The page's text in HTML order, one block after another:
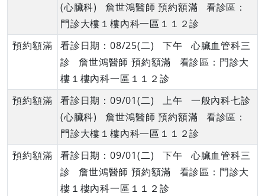
(心臟科) 詹世鴻醫師 預約額滿 看診區：
門診大樓１樓內科一區１１２診
預約額滿
看診日期：08/25(二) 下午 心臟血管科三
診 詹世鴻醫師 預約額滿 看診區：門診大
樓１樓內科一區１１２診
預約額滿
看診日期：09/01(二) 上午 一般內科七診
(心臟科) 詹世鴻醫師 預約額滿 看診區：
門診大樓１樓內科一區１１２診
預約額滿
看診日期：09/01(二) 下午 心臟血管科三
診 詹世鴻醫師 預約額滿 看診區：門診大
樓１樓內科一區１１２診